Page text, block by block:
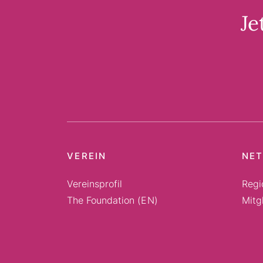
VEREIN
Vereinsprofil
The Foundation (EN)